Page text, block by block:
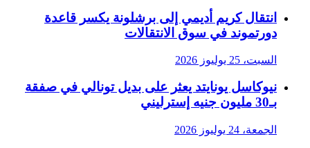
انتقال كريم أديمي إلى برشلونة يكسر قاعدة
دورتموند في سوق الانتقالات
السبت، 25 يوليوز 2026
نيوكاسل يونايتد يعثر على بديل تونالي في صفقة
بـ30 مليون جنيه إسترليني
الجمعة، 24 يوليوز 2026